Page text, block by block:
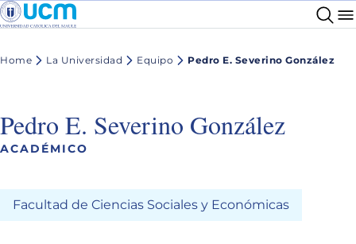
Home La Universidad Equipo Pedro E. Severino González
Pedro E. Severino González
ACADÉMICO
Facultad de Ciencias Sociales y Económicas